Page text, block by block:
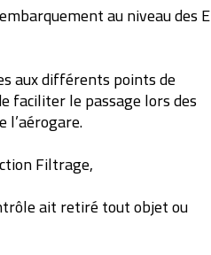
au niveau des E
aux différents points de
faciliter le passage lors des
l’aérogare.
Filtrage,
ait retiré tout objet ou